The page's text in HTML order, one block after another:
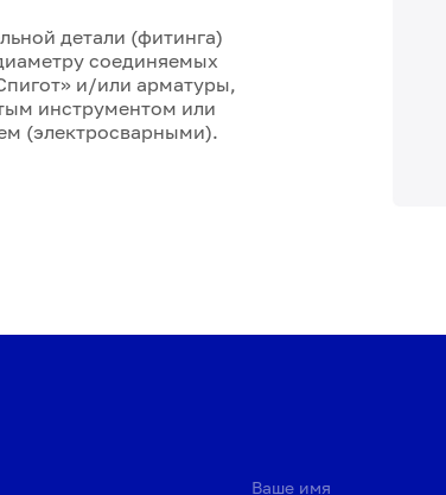
детали (фитинга)
соединяемых
и/или арматуры,
инструментом или
(электросварными).